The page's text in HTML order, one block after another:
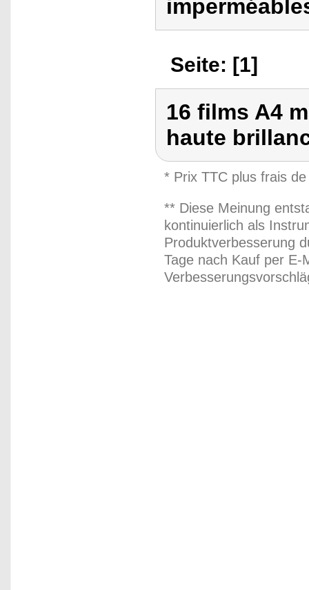
Seite: [1]
16 films A4
haute
* Prix TTC plus frais
** Diese Meinung
kontinuierlich als
Produktverbesserung
Tage nach Kauf per E-